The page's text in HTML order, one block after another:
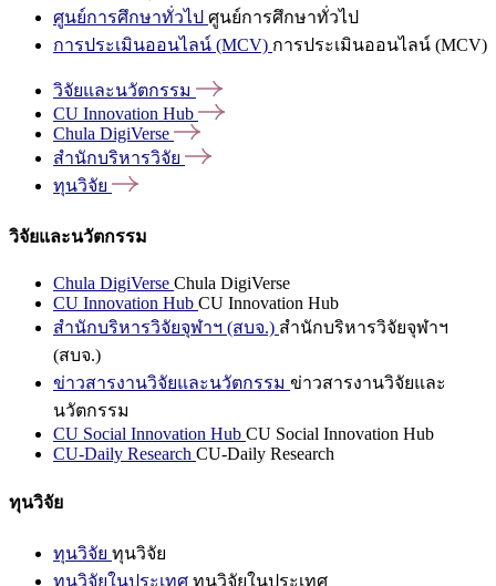
ศูนย์การศึกษาทั่วไป ศูนย์การศึกษาทั่วไป
การประเมินออนไลน์ (MCV) การประเมินออนไลน์ (MCV)
วิจัยและนวัตกรรม
CU Innovation Hub
Chula DigiVerse
สำนักบริหารวิจัย
ทุนวิจัย
วิจัยและนวัตกรรม
Chula DigiVerse Chula DigiVerse
CU Innovation Hub CU Innovation Hub
สำนักบริหารวิจัยจุฬาฯ (สบจ.) สำนักบริหารวิจัยจุฬาฯ
(สบจ.)
ข่าวสารงานวิจัยและนวัตกรรม ข่าวสารงานวิจัยและ
นวัตกรรม
CU Social Innovation Hub CU Social Innovation Hub
CU-Daily Research CU-Daily Research
ทุนวิจัย
ทุนวิจัย ทุนวิจัย
ทุนวิจัยในประเทศ ทุนวิจัยในประเทศ